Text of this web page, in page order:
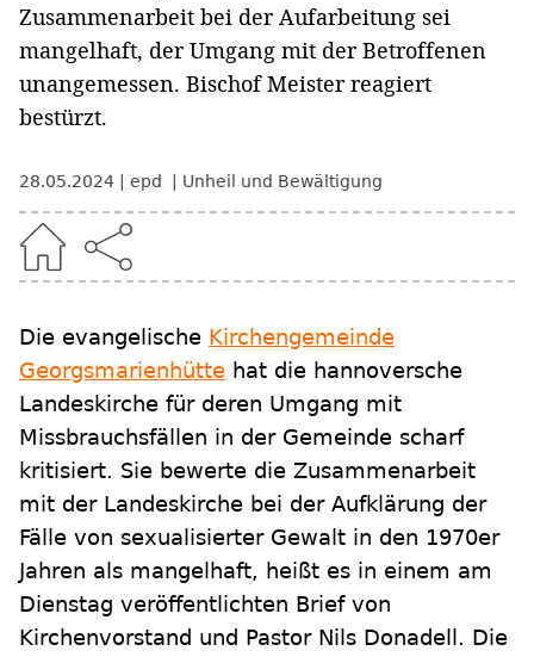
Zusammenarbeit bei der Aufarbeitung sei
mangelhaft, der Umgang mit der Betroffenen
unangemessen. Bischof Meister reagiert
bestürzt.
28.05.2024 epd Unheil und Bewältigung
Die evangelische Kirchengemeinde
Georgsmarienhütte hat die hannoversche
Landeskirche für deren Umgang mit
Missbrauchsfällen in der Gemeinde scharf
kritisiert. Sie bewerte die Zusammenarbeit
mit der Landeskirche bei der Aufklärung der
Fälle von sexualisierter Gewalt in den 1970er
Jahren als mangelhaft, heißt es in einem am
Dienstag veröffentlichten Brief von
Kirchenvorstand und Pastor Nils Donadell. Die